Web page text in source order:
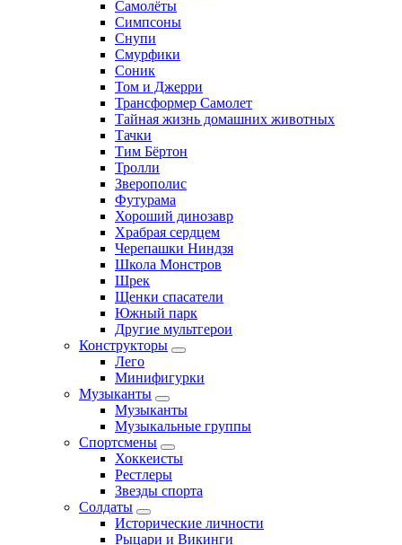
Самолёты
Симпсоны
Снупи
Смурфики
Соник
Том и Джерри
Трансформер Самолет
Тайная жизнь домашних животных
Тачки
Тим Бёртон
Тролли
Зверополис
Футурама
Хороший динозавр
Храбрая сердцем
Черепашки Ниндзя
Школа Монстров
Шрек
Щенки спасатели
Южный парк
Другие мультгерои
Конструкторы
Лего
Минифигурки
Музыканты
Музыканты
Музыкальные группы
Спортсмены
Хоккеисты
Рестлеры
Звезды спорта
Солдаты
Исторические личности
Рыцари и Викинги